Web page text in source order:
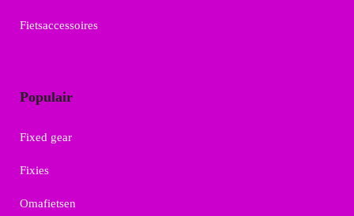
Fietsaccessoires
Populair
Fixed gear
Fixies
Omafietsen